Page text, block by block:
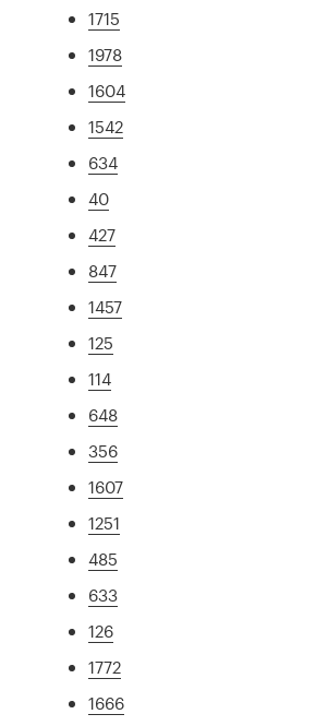
1715
1978
1604
1542
634
40
427
847
1457
125
114
648
356
1607
1251
485
633
126
1772
1666